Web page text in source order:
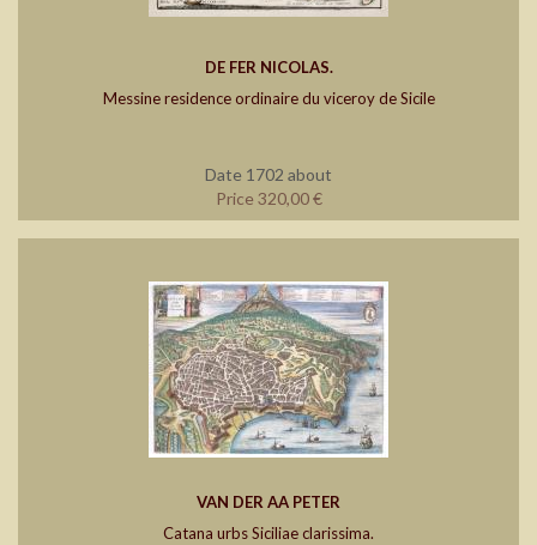
DE FER NICOLAS.
Messine residence ordinaire du viceroy de Sicile
Date 1702 about
Price 320,00 €
VAN DER AA PETER
Catana urbs Siciliae clarissima.